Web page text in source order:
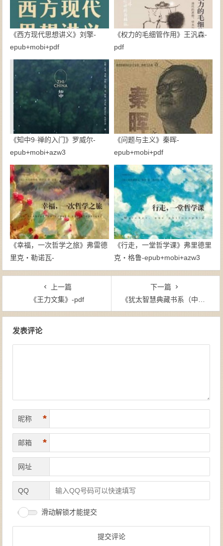
《西方现代思想讲义》刘擎-
epub+mobi+pdf
《权力的毛细管作用》王汎森-
pdf
《知中9·禅的入门》罗威尔-
epub+mobi+azw3
《问题与主义》秦晖-
epub+mobi+pdf
《幸福，一次哲学之旅》弗雷德
里克・勒诺瓦-
epub+mobi+azw3
《行走，一堂哲学课》弗里德里
克・格鲁-epub+mobi+azw3
上一篇
《王力文集》-pdf
下一篇
《犹太智慧典藏书系（中亚，套装共10册）》贺雄飞（编者）-epub+mobi+azw3
发表评论
昵称 *
邮箱 *
网址
QQ
滑动解锁才能提交